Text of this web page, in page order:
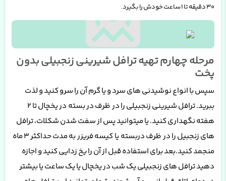
30 دقیقه تا 1 ساعت خودش را بگیرد
.
مرحله چهارم تهیه ترافل شیرینی زنجبیلی بدون
پخت
سپس با انواع نوشیدنی های سرد و یا گرم آن را سرو کنید و لذت
ببرید. ترافل شیرینی زنجبیلی را درظرف در بسته
در یخچال تا 2
هفته نگهداری کنید. یا میتوانید پس از سفت شدن شکلات، ترافل
های زنجبیل را درظرف دربستهیاکیسه فریزر
به مدت حداکثر 3 ماه
منجمد کنید.بعد برای استفاده قبل از آن را یخ زدایی کنید و اجازه
دهید ترافل های زنجبیلی یک شب در یخچال یا یک ساعت یا بیشتر